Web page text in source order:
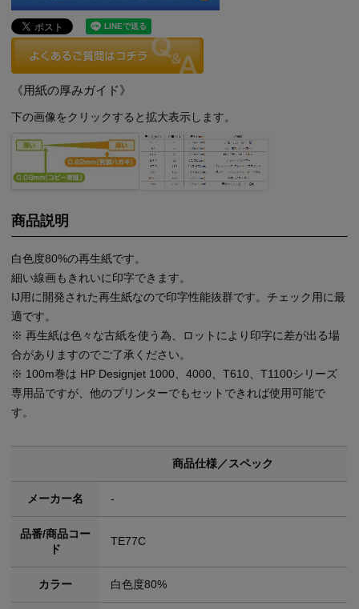
《用紙の厚みガイド》
下の画像をクリックすると拡大表示します。
商品説明
白色度80%の再生紙です。
細い線画もきれいに印字できます。
IJ用に開発された再生紙なので印字性能抜群です。チェック用に最
適です。
※ 再生紙は色々な古紙を使う為、ロットにより印字に差が出る場
合がありますのでご了承ください。
※ 100m巻は HP Designjet 1000、4000、T610、T1100シリーズ
専用品ですが、他のプリンターでもセットできれば使用可能で
す。
商品仕様／スペック
メーカー名 -
品番/商品コー
ド
TE77C
カラー 白色度80%